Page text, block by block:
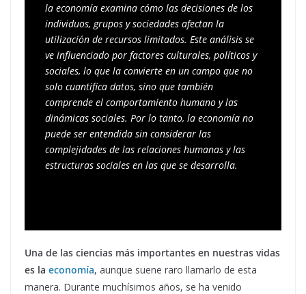
la economía examina cómo las decisiones de los
individuos, grupos y sociedades afectan la
utilización de recursos limitados. Este análisis se
ve influenciado por factores culturales, políticos y
sociales, lo que la convierte en un campo que no
solo cuantifica datos, sino que también
comprende el comportamiento humano y las
dinámicas sociales. Por lo tanto, la economía no
puede ser entendida sin considerar las
complejidades de las relaciones humanas y las
estructuras sociales en las que se desarrolla.
Una de las ciencias más importantes en nuestras vidas
es la economía, aunque suene raro llamarlo de esta
manera. Durante muchísimos años, se ha venido